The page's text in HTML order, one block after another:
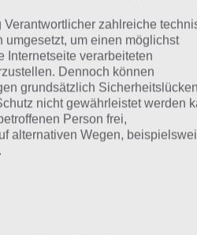
zu 94% gesucht
unsere Komplettlösung
du mit der Suche
Antworten und
finden!
unsere Hilfe, indem du in
hast du hier stets die
zahlreiche
um einen möglichst
Internetseite verarbeiteten
Dennoch können
grundsätzlich Sicherheitslücken
nicht gewährleistet werden
Person frei,
alternativen Wegen,